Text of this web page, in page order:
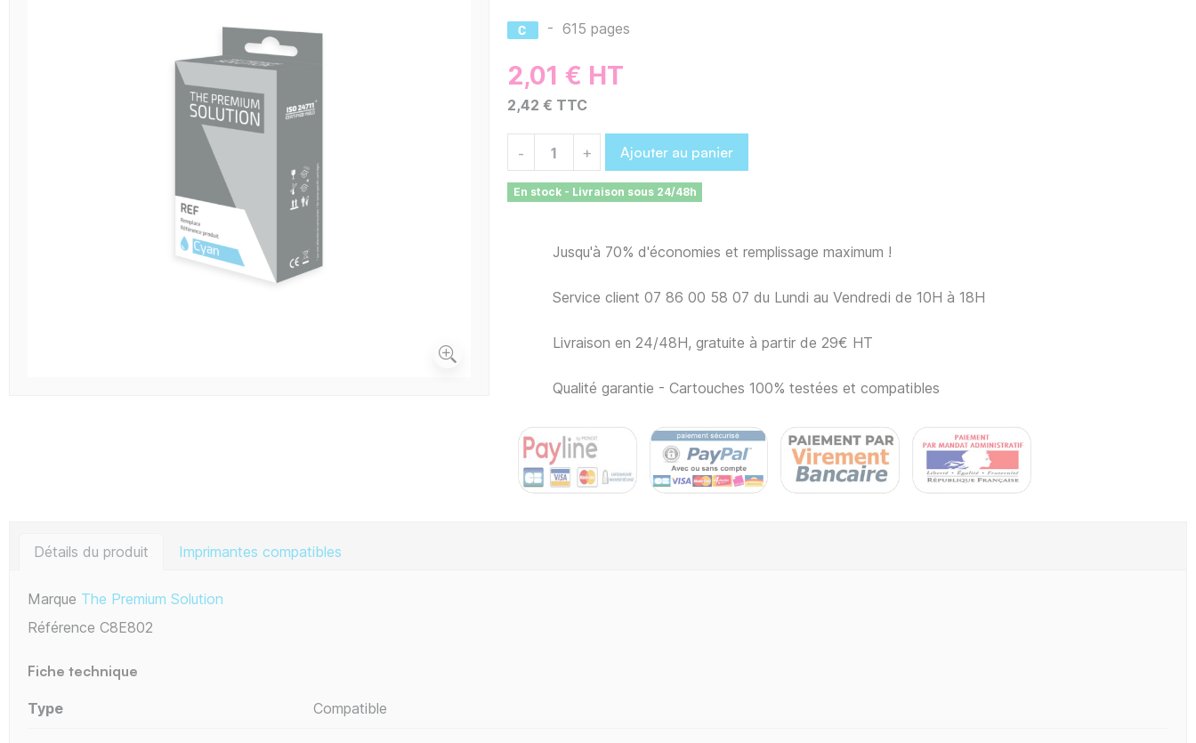
- 615 pages
2,01 € HT
2,42 € TTC
- + Ajouter au panier
En stock - Livraison sous 24/48h
Jusqu'à 70% d'économies et remplissage maximum !
Service client 07 86 00 58 07 du Lundi au Vendredi de 10H à 18H
Livraison en 24/48H, gratuite à partir de 29€ HT
Qualité garantie - Cartouches 100% testées et compatibles
Détails du produit Imprimantes compatibles
Marque The Premium Solution
Référence C8E802
Fiche technique
Type Compatible